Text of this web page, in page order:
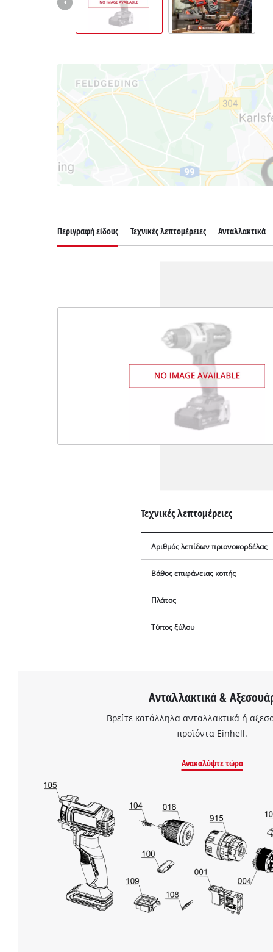
Περιγραφή είδους Τεχνικές λεπτομέρειες Ανταλλακτικά
Τεχνικές λεπτομέρειες
Αριθμός λεπίδων πριονοκορδέλας
Βάθος επιφάνειας κοπής
Πλάτος
Τύπος ξύλου
Ανταλλακτικά &
Βρείτε κατάλληλα ανταλλακτικά ή
προϊόντα Einhell.
Ανακαλύψτε τώρα